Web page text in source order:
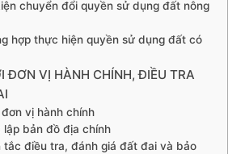
chuyển đổi quyền sử dụng đất nông
hợp thực hiện quyền sử dụng đất có
ĐƠN VỊ HÀNH CHÍNH, ĐIỀU TRA
vị hành chính
bản đồ địa chính
tắc điều tra, đánh giá đất đai và bảo